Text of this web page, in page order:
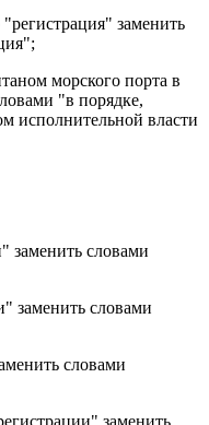
"регистрация" заменить
морского порта в
"в порядке,
исполнительной власти
заменить словами
заменить словами
словами
заменить